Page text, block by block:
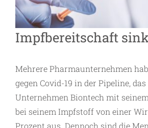
Impfbereitschaft
Mehrere Pharmaunternehmen
gegen Covid-19 in der Pipeline,
Unternehmen Biontech mit
bei seinem Impfstoff von einer
Prozent aus. Dennoch sind die